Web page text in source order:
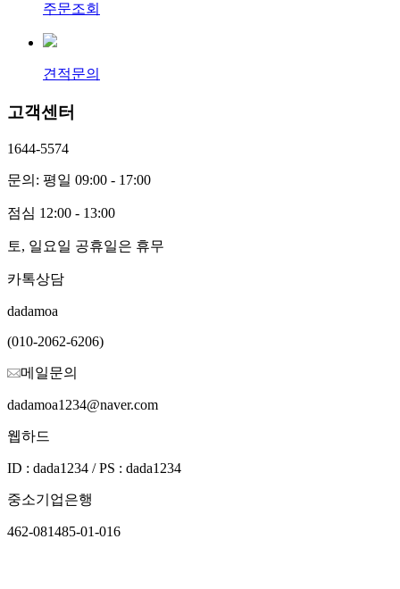
주문조회
견적문의
고객센터
1644-5574
문의: 평일 09:00 - 17:00
점심 12:00 - 13:00
토, 일요일 공휴일은 휴무
카톡상담
dadamoa
(010-2062-6206)
메일문의
dadamoa1234@naver.com
웹하드
ID : dada1234 / PS : dada1234
중소기업은행
462-081485-01-016